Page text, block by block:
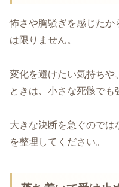
怖さや胸騒ぎを感じたか
は限りません。
変化を避けたい気持ちや
ときは、小さな死骸でも
大きな決断を急ぐので
を整理してください。